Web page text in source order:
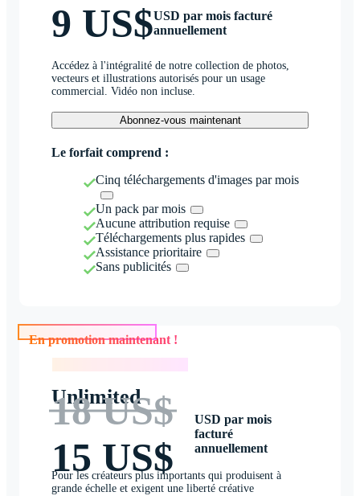
9 US$USD par mois facturé
annuellement
Accédez à l'intégralité de notre collection de photos,
vecteurs et illustrations autorisés pour un usage
commercial. Vidéo non incluse.
Abonnez-vous maintenant
Le forfait comprend :
Cinq téléchargements d'images par mois
Un pack par mois
Aucune attribution requise
Téléchargements plus rapides
Assistance prioritaire
Sans publicités
En promotion maintenant !
Unlimited
18 US$
15 US$
USD par mois
facturé
annuellement
Pour les créateurs plus importants qui produisent à
grande échelle et exigent une liberté créative